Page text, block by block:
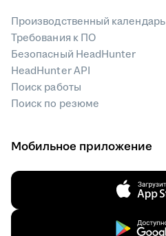
Производственный календарь
Требования к ПО
Безопасный HeadHunter
HeadHunter API
Поиск работы
Поиск по резюме
Мобильное приложение